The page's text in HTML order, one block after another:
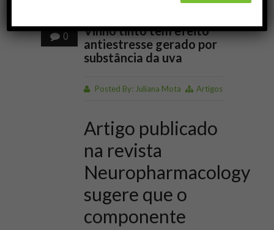
0
Vinho tinto tem efeito
antiestresse gerado por
substância da uva
Posted By: Juliana Mota Artigos
Artigo publicado
na revista
Neuropharmacology
sugere que o
componente